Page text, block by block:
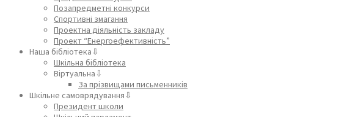
Позапредметні конкурси
Спортивні змагання
Проектна діяльність закладу
Проект “Енергоефективність”
Наша бібліотека⇩
Шкільна бібліотека
Віртуальна⇩
За прізвищами письменників
Шкільне самоврядування⇩
Президент школи